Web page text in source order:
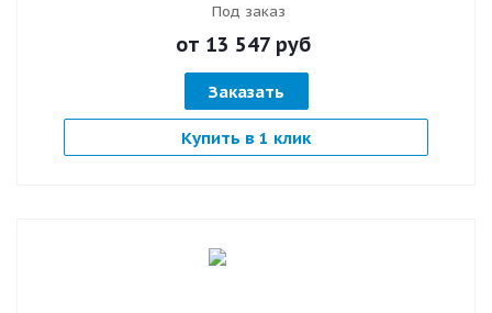
Под заказ
от 13 547 руб
Заказать
Купить в 1 клик